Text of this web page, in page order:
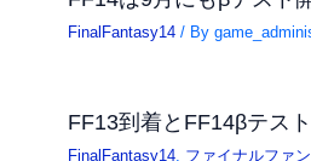
FinalFantasy14 / By
FF13到着とFF14βテス
FinalFantasy14 ファイナルファ